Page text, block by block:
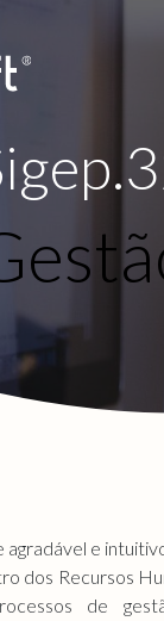
agradável e
dos Recursos
de